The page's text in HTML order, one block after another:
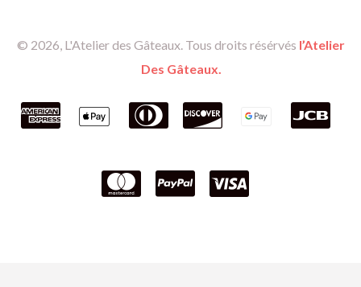
© 2026, L'Atelier des Gâteaux. Tous droits résérvés l’Atelier
Des Gâteaux.